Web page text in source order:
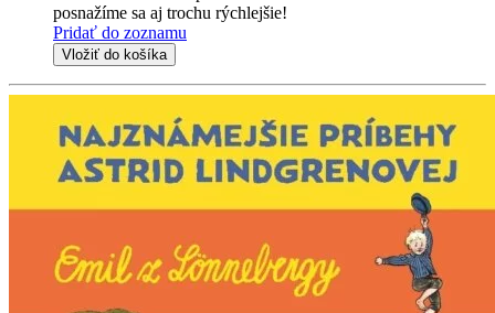
posnažíme sa aj trochu rýchlejšie!
Pridať do zoznamu
Vložiť do košíka